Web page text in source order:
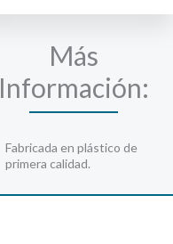
Más
Información:
Fabricada en plástico de
primera calidad.